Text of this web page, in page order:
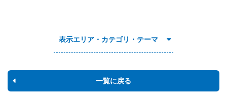
表示エリア・カテゴリ・テーマ
一覧に戻る